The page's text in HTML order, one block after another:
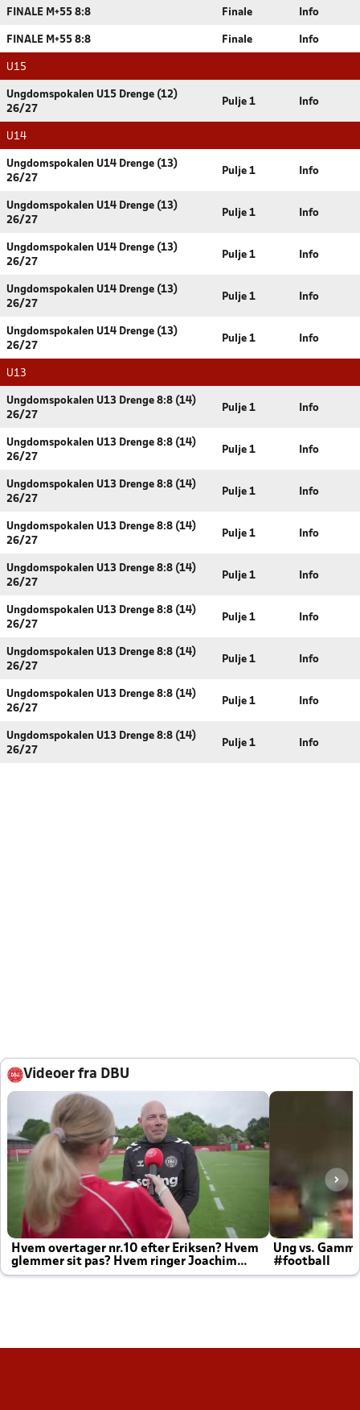
FINALE M+55 8:8 Finale Info
FINALE M+55 8:8 Finale Info
U15
Ungdomspokalen U15 Drenge (12)
26/27
Pulje 1 Info
U14
Ungdomspokalen U14 Drenge (13)
26/27
Pulje 1 Info
Ungdomspokalen U14 Drenge (13)
26/27
Pulje 1 Info
Ungdomspokalen U14 Drenge (13)
26/27
Pulje 1 Info
Ungdomspokalen U14 Drenge (13)
26/27
Pulje 1 Info
Ungdomspokalen U14 Drenge (13)
26/27
Pulje 1 Info
U13
Ungdomspokalen U13 Drenge 8:8 (14)
26/27
Pulje 1 Info
Ungdomspokalen U13 Drenge 8:8 (14)
26/27
Pulje 1 Info
Ungdomspokalen U13 Drenge 8:8 (14)
26/27
Pulje 1 Info
Ungdomspokalen U13 Drenge 8:8 (14)
26/27
Pulje 1 Info
Ungdomspokalen U13 Drenge 8:8 (14)
26/27
Pulje 1 Info
Ungdomspokalen U13 Drenge 8:8 (14)
26/27
Pulje 1 Info
Ungdomspokalen U13 Drenge 8:8 (14)
26/27
Pulje 1 Info
Ungdomspokalen U13 Drenge 8:8 (14)
26/27
Pulje 1 Info
Ungdomspokalen U13 Drenge 8:8 (14)
26/27
Pulje 1 Info
Videoer fra DBU
Hvem overtager nr.10 efter Eriksen? Hvem
glemmer sit pas? Hvem ringer Joachim
altid til efter kampe?
Ung vs.
#football